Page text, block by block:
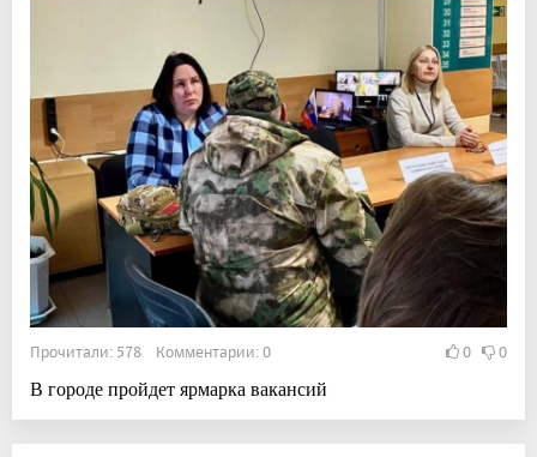
Прочитали: 578 Комментарии: 0 0 0
В городе пройдет ярмарка вакансий